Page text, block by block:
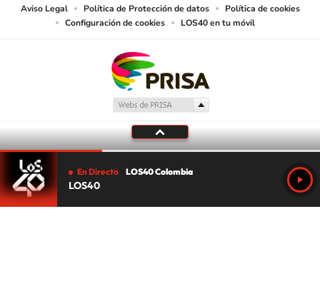
Aviso Legal Política de Protección de datos
Política de cookies
Configuración de cookies
LOS40 en tu móvil
En Directo LOS40 Colombia
LOS40